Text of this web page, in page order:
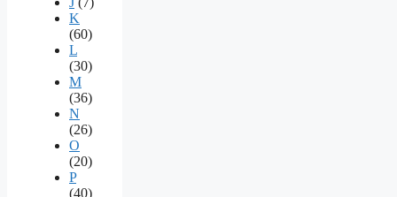
K
(60)
L
(30)
M
(36)
N
(26)
O
(20)
P
(40)